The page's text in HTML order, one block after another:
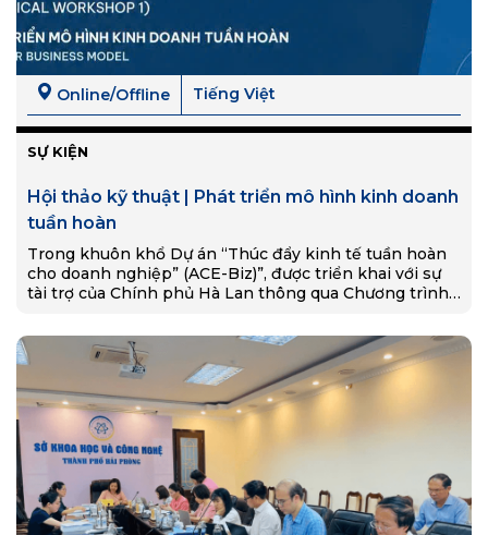
Online/Offline Tiếng Việt
SỰ KIỆN
Hội thảo kỹ thuật | Phát triển mô hình kinh doanh
tuần hoàn
Trong khuôn khổ Dự án “Thúc đẩy kinh tế tuần hoàn
cho doanh nghiệp” (ACE-Biz)”, được triển khai với sự
tài trợ của Chính phủ Hà Lan thông qua Chương trình